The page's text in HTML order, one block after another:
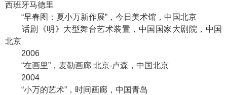
西班牙马德里
“早春图：夏小万新作展”，今日美术馆，中国北京
话剧《明》大型舞台艺术装置，中国国家大剧院，中国
北京
2006
“在画里”，麦勒画廊 北京-卢森，中国北京
2004
“小万的艺术”，时间画廊，中国青岛